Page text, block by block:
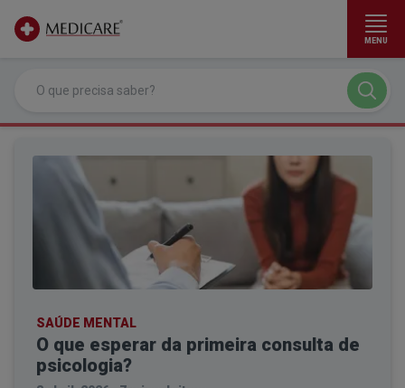
MENU
SAÚDE MENTAL
O que esperar da primeira consulta de
psicologia?